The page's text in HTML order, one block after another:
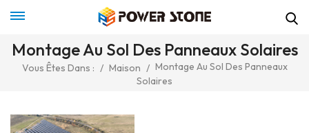
Montage Au Sol Des Panneaux Solaires
Vous Êtes Dans : / Maison / Montage Au Sol Des Panneaux
Solaires